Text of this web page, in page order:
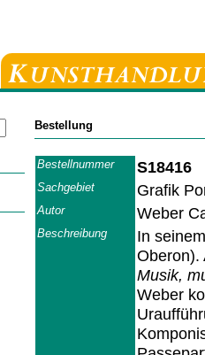
Bestellung
Bestellnummer S18416
Sachgebiet Grafik
Autor Weber
Beschreibung
In
Oberon).
Musik,
Weber